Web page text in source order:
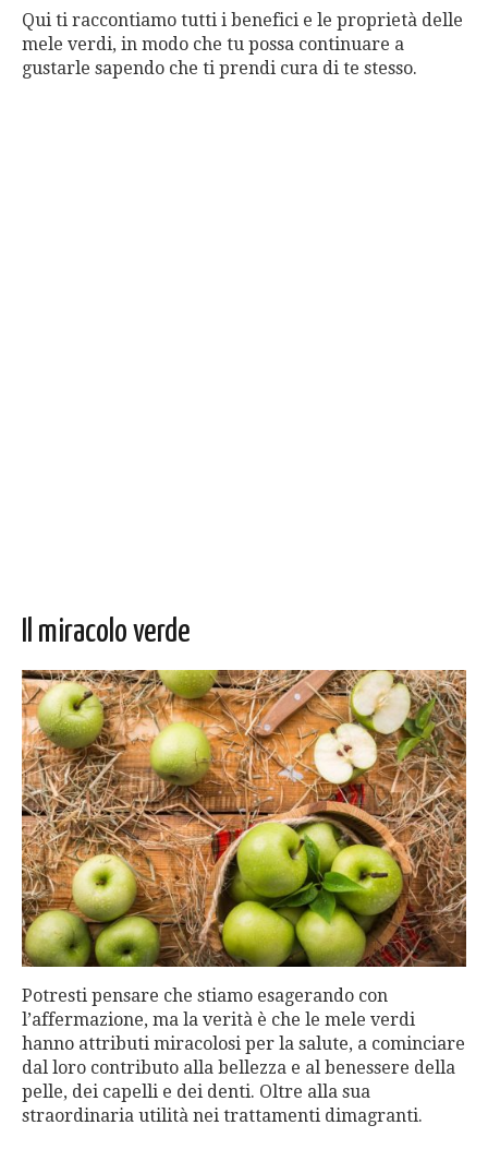
Qui ti raccontiamo tutti i benefici e le proprietà delle
mele verdi, in modo che tu possa continuare a
gustarle sapendo che ti prendi cura di te stesso.
Il miracolo verde
Potresti pensare che stiamo esagerando con
l’affermazione, ma la verità è che le mele verdi
hanno attributi miracolosi per la salute, a cominciare
dal loro contributo alla bellezza e al benessere della
pelle, dei capelli e dei denti. Oltre alla sua
straordinaria utilità nei trattamenti dimagranti.